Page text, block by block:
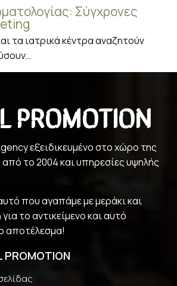
Σύγχρονες
τα ιατρικά κέντρα αναζητούν
PROMOTION
εξειδικευμένο στο χώρο της
από το 2004 και υπηρεσίες υψηλής
που αγαπάμε με μεράκι και
το αντικείμενο και αυτό
αποτέλεσμα!